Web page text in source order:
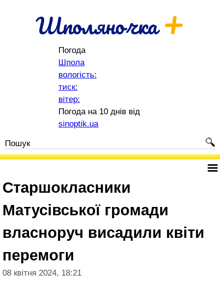
Шполяночка+
Погода
Шпола
вологість:
тиск:
вітер:
Погода на 10 днів від
sinoptik.ua
Старшокласники
Матусівської громади
власноруч висадили квіти
перемоги
08 квітня 2024, 18:21